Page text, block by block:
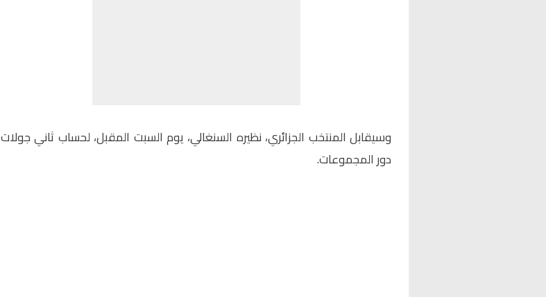
وسيقابل المنتخب الجزائري، نظيره السنغالي، يوم السبت المقبل، لحساب ثاني جولات
دور المجموعات.